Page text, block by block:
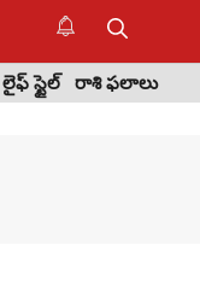
లైఫ్ స్టైల్ రాశి ఫలాలు